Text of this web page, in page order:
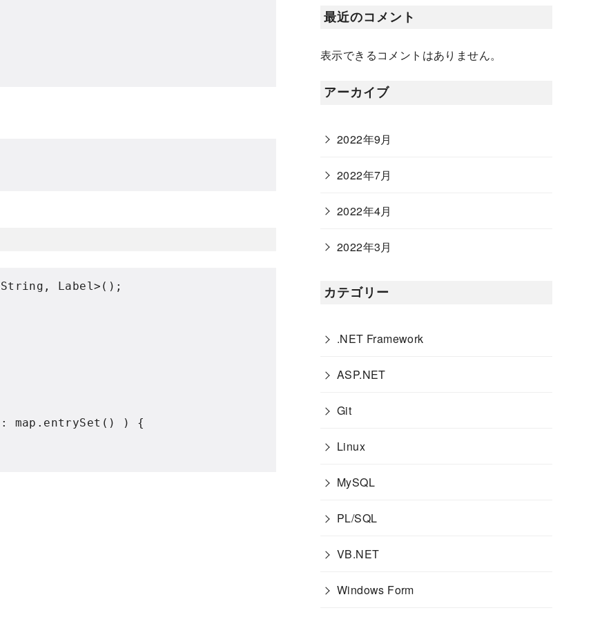
String , Label>();
: map . entrySet () )
{
最近のコメント
表示できるコメントはありません。
アーカイブ
2022年9月
2022年7月
2022年4月
2022年3月
カテゴリー
.NET Framework
ASP.NET
Git
Linux
MySQL
PL/SQL
VB.NET
Windows Form